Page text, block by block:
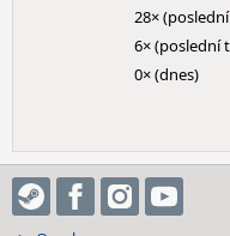
28×
6× (poslední
0× (dnes)